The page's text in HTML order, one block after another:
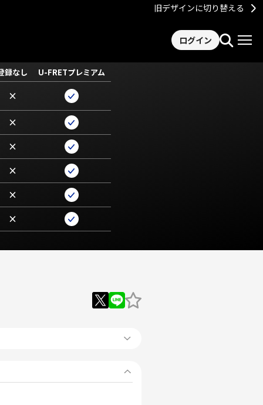
旧デザインに切り替える
ログイン
録なし U-FRETプレミアム
×
×
×
×
×
×